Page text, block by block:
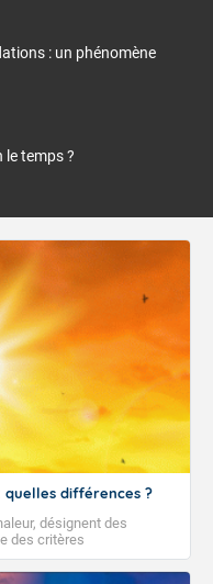
: un phénomène
le temps ?
quelles différences ?
désignent des
des critères
épisodes de chaleur qui
économiques